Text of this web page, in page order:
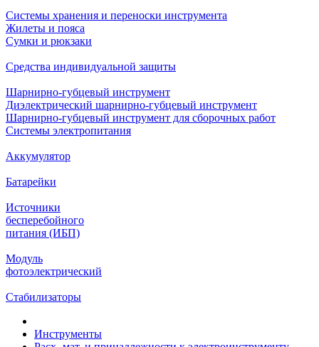
Системы хранения и переноски инструмента
Жилеты и пояса
Сумки и рюкзаки
Средства индивидуальной защиты
Шарнирно-губцевый инструмент
Диэлектрический шарнирно-губцевый инструмент
Шарнирно-губцевый инструмент для сборочных работ
Системы электропитания
Аккумулятор
Батарейки
Источники
бесперебойного
питания (ИБП)
Модуль
фотоэлектрический
Стабилизаторы
Инструменты